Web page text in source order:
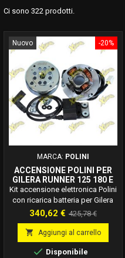
Ci sono 322 prodotti.
-20%
Nuovo
MARCA: POLINI
ACCENSIONE POLINI PER
GILERA RUNNER 125 180 E
PIAGGIO HEXAGON 125 180
171.0565
Kit accensione elettronica Polini
con ricarica batteria per Gilera
Runner 125-180 2T e Piaggio
Hexagon 125-180.
Prezzo
340,62 € Prezzo
base
425,78 €
 Aggiungi al carrello
 Disponibile